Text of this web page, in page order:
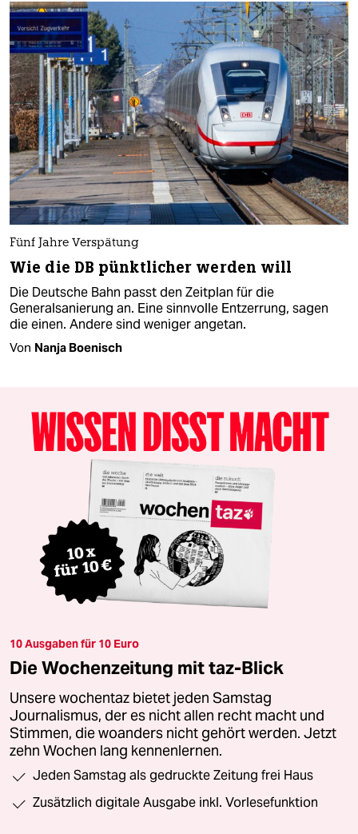
Fünf Jahre Verspätung
Wie die DB pünktlicher werden will
Die Deutsche Bahn passt den Zeitplan für die
Generalsanierung an. Eine sinnvolle Entzerrung, sagen
die einen. Andere sind weniger angetan.
Von Nanja Boenisch
10 Ausgaben für 10 Euro
Die Wochenzeitung mit taz-Blick
Unsere wochentaz bietet jeden Samstag
Journalismus, der es nicht allen recht macht und
Stimmen, die woanders nicht gehört werden. Jetzt
zehn Wochen lang kennenlernen.
Jeden Samstag als gedruckte Zeitung frei Haus
Zusätzlich digitale Ausgabe inkl. Vorlesefunktion